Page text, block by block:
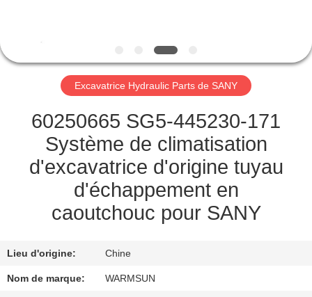
DE
QUALITÉ
CONTACTEZ-
NOUS
DEMANDEZ
UNE
PLAN
Excavatrice Hydraulic Parts de SANY
60250665 SG5-445230-171
Système de climatisation
d'excavatrice d'origine tuyau
d'échappement en
caoutchouc pour SANY
Lieu d'origine: Chine
Nom de marque: WARMSUN